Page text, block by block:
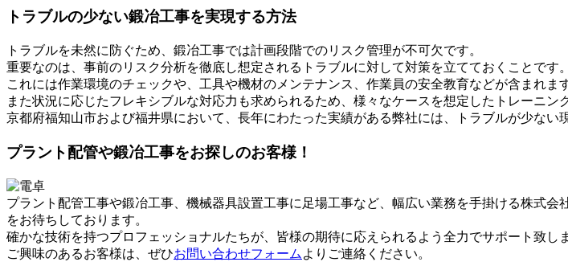
トラブルの少ない鍛冶工事を実現する方法
トラブルを未然に防ぐため、鍛冶工事では計画段階でのリスク管理が不可欠です。
重要なのは、事前のリスク分析を徹底し想定されるトラブルに対して対策を立てておくことです。
これには作業環境のチェックや、工具や機材のメンテナンス、作業員の安全教育などが含まれます
また状況に応じたフレキシブルな対応力も求められるため、様々なケースを想定したトレーニ
京都府福知山市および福井県において、長年にわたった実績がある弊社には、トラブルが少ない
プラント配管や鍛冶工事をお探しのお客様！
プラント配管工事や鍛冶工事、機械器具設置工事に足場工事など、幅広い業務を手掛ける株式
をお待ちしております。
確かな技術を持つプロフェッショナルたちが、皆様の期待に応えられるよう全力でサポート致し
ご興味のあるお客様は、ぜひお問い合わせフォーム よりご連絡ください。